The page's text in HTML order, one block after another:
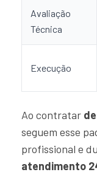
Avaliação
Técnica
Execução
Ao contratar
seguem esse
profissional e
atendimento